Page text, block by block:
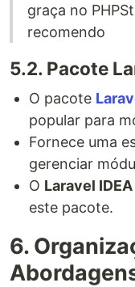
graça no
recomendo
5.2. Pacote
O pacote
popular para
Fornece uma
gerenciar
O Laravel IDEA
este pacote.
6.